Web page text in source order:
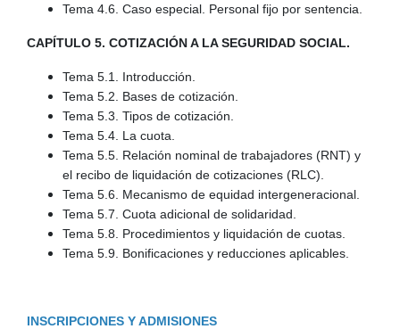
Tema 4.6. Caso especial. Personal fijo por sentencia.
CAPÍTULO 5. COTIZACIÓN A LA SEGURIDAD SOCIAL.
Tema 5.1. Introducción.
Tema 5.2. Bases de cotización.
Tema 5.3. Tipos de cotización.
Tema 5.4. La cuota.
Tema 5.5. Relación nominal de trabajadores (RNT) y
el recibo de liquidación de cotizaciones (RLC).
Tema 5.6. Mecanismo de equidad intergeneracional.
Tema 5.7. Cuota adicional de solidaridad.
Tema 5.8. Procedimientos y liquidación de cuotas.
Tema 5.9. Bonificaciones y reducciones aplicables.
INSCRIPCIONES Y ADMISIONES